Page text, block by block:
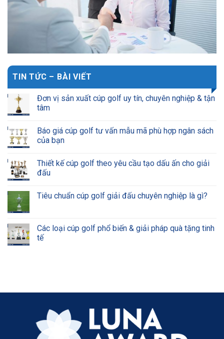
TIN TỨC – BÀI VIẾT
Đơn vị sản xuất cúp golf uy tín, chuyên nghiệp & tận
tâm
Báo giá cúp golf tư vấn mẫu mã phù hợp ngân sách
của bạn
Thiết kế cúp golf theo yêu cầu tạo dấu ấn cho giải
đấu
Tiêu chuẩn cúp golf giải đấu chuyên nghiệp là gì?
Các loại cúp golf phổ biến & giải pháp quà tặng tinh
tế